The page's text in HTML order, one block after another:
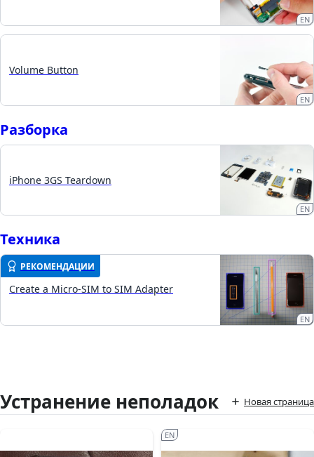
EN
Volume Button
EN
Разборка
iPhone 3GS Teardown
EN
Техника
РЕКОМЕНДАЦИИ
Create a Micro-SIM to SIM Adapter
EN
Устранение неполадок Новая страница
EN